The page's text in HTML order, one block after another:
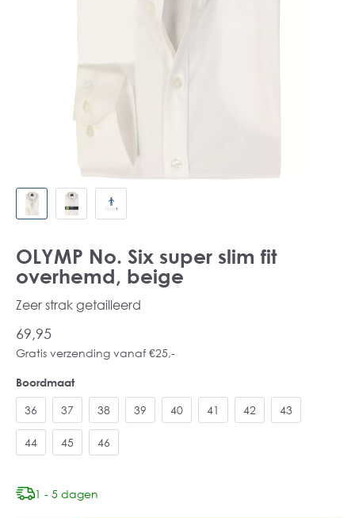
OLYMP No. Six super slim fit
overhemd, beige
Zeer strak getailleerd
69,95
Gratis verzending vanaf €25,-
Boordmaat
36 37 38 39 40 41 42 43
44 45 46
1 - 5 dagen